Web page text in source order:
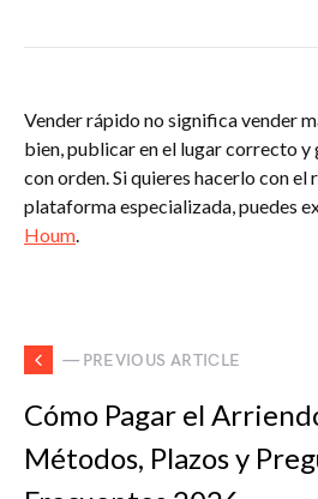
Vender rápido no significa vender
bien, publicar en el lugar correcto
con orden. Si quieres hacerlo con el
plataforma especializada, puedes
Houm.
— PREVIOUS ARTICLE
Cómo Pagar el
Métodos, Plazos y